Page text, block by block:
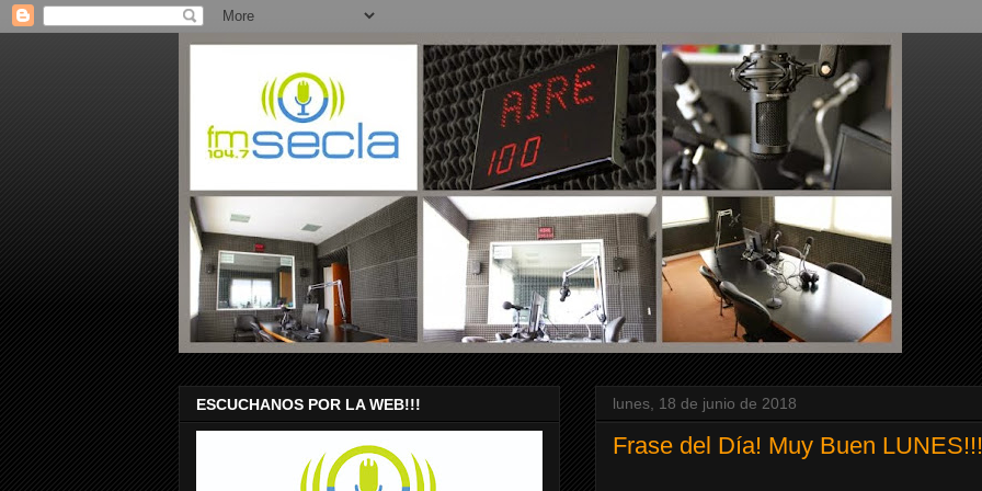
lunes, 18 de junio de 2018
Frase del Día! Muy Buen LUNES!!!
ESCUCHANOS POR LA WEB!!!